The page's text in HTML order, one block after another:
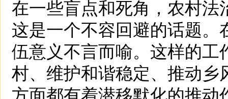
在一些盲点和死角，农村
这是一个不容回避的话题
伍意义不言而喻。这样的
村、维护和谐稳定、推动
方面都有着潜移默化的推动